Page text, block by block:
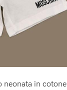
neonata in cotone